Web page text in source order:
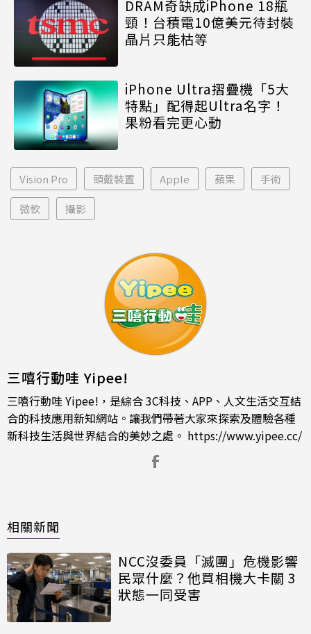
DRAM奇缺成iPhone 18瓶
頸！台積電10億美元待封裝
晶片只能枯等
iPhone Ultra摺疊機「5大
特點」配得起Ultra名字！
果粉看完更心動
Vision Pro 頭戴裝置 Apple 蘋果 手術
微軟 攝影
三嘻行動哇 Yipee!
三嘻行動哇 Yipee!，是綜合 3C科技、APP、人文生活交互結
合的科技應用新知網站。讓我們帶著大家來探索及體驗各種
新科技生活與世界結合的美妙之處。 https://www.yipee.cc/
相關新聞
NCC沒委員「滅團」危機影響
民眾什麼？他買相機大卡關 3
狀態一同受害